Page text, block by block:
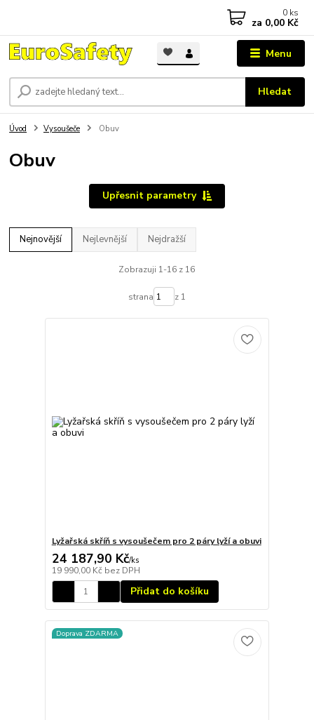
Menu
Hledat
0 ks
za 0,00 Kč
Úvod Vysoušeče Obuv
Obuv
Upřesnit parametry
Nejnovější Nejlevnější Nejdražší
Zobrazuji 1-16 z 16
strana z 1
Lyžařská skříň s vysoušečem pro 2 páry lyží a obuvi
24 187,90 Kč/ks
19 990,00 Kč bez DPH
Přidat do košíku
Doprava ZDARMA